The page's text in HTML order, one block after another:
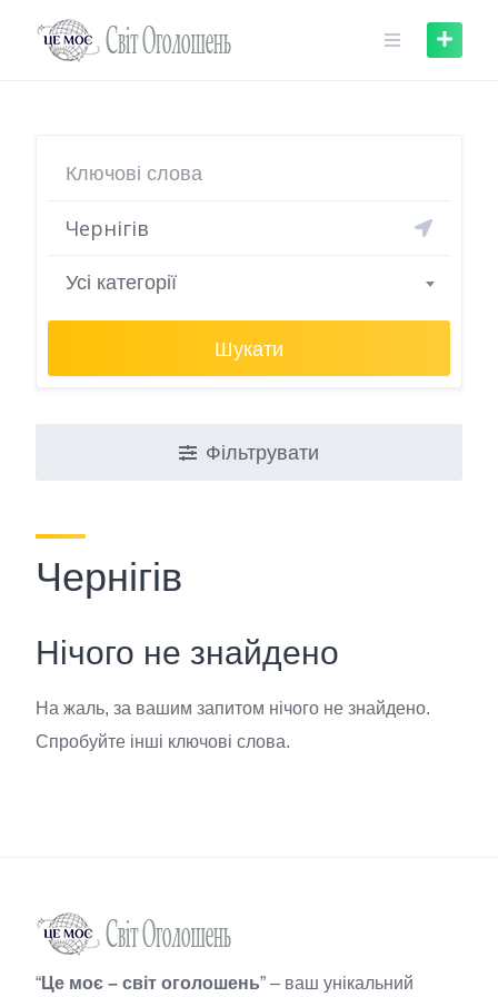
Усі категорії
Шукати
Фільтрувати
Чернігів
Нічого не знайдено
На жаль, за вашим запитом нічого не знайдено.
Спробуйте інші ключові слова.
“Це моє – світ оголошень” – ваш унікальний